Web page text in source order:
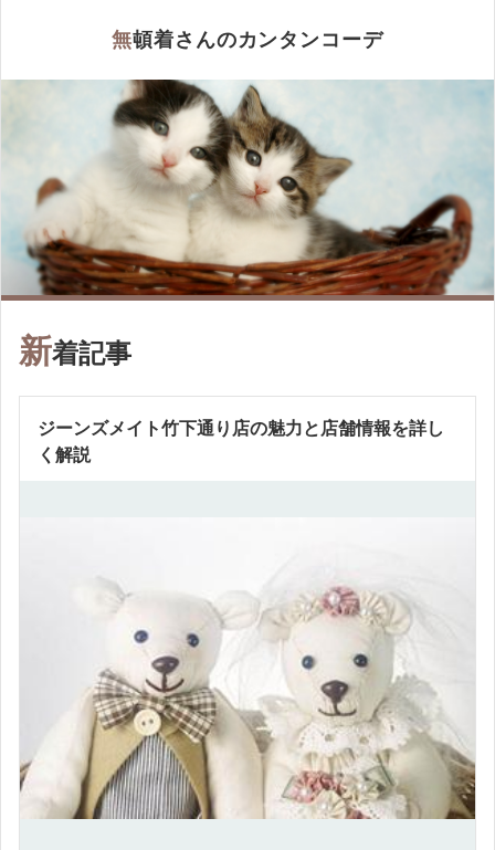
無頓着さんのカンタンコーデ
新着記事
ジーンズメイト竹下通り店の魅力と店舗情報を詳し
く解説